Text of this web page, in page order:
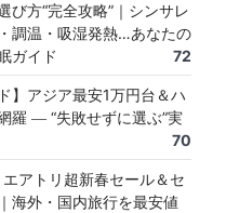
び方“完全攻略”｜シンサレ
調温・吸湿発熱…あなたの
ガイド
72
】アジア最安1万円台＆ハ
羅 ― “失敗せずに選ぶ”実
70
アトリ超新春セール＆セ
海外・国内旅行を最安値